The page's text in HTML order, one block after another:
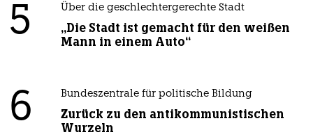
5 Über die geschlechtergerechte Stadt
„Die Stadt ist gemacht für den weißen
Mann in einem Auto“
6 Bundeszentrale für politische Bildung
Zurück zu den antikommunistischen
Wurzeln